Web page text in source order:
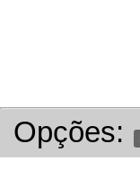
Opções: